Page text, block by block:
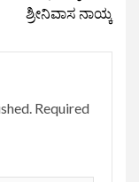
ಶ್ರೀನಿವಾಸ ನಾಯ್ಕ
Required